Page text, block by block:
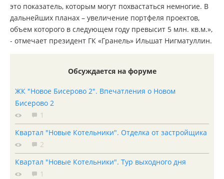
это показатель, которым могут похвастаться немногие. В
дальнейших планах – увеличение портфеля проектов,
объем которого в следующем году превысит 5 млн. кв.м.»,
- отмечает президент ГК «Гранель» Ильшат Нигматуллин.
Обсуждается на форуме
ЖК "Новое Бисерово 2". Впечатления о Новом
Бисерово 2
1
Квартал "Новые Котельники". Отделка от застройщика
2
Квартал "Новые Котельники". Тур выходного дня
1